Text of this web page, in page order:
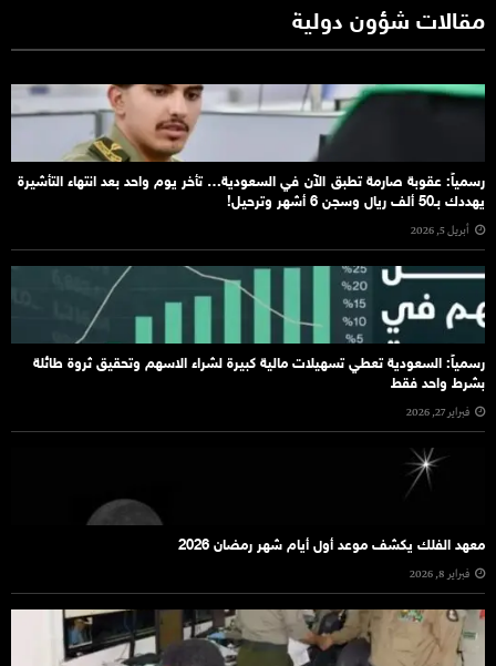
مقالات شؤون دولية
رسمياً: عقوبة صارمة تطبق الآن في السعودية… تأخر يوم واحد بعد انتهاء التأشيرة
يهددك بـ50 ألف ريال وسجن 6 أشهر وترحيل!
أبريل 5, 2026
رسمياً: السعودية تعطي تسهيلات مالية كبيرة لشراء الاسهم وتحقيق ثروة طائلة
بشرط واحد فقط
فبراير 27, 2026
معهد الفلك يكشف موعد أول أيام شهر رمضان 2026
فبراير 8, 2026